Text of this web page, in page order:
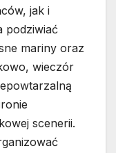
jak i
podziwiać
mariny oraz
wieczór
scenerii.